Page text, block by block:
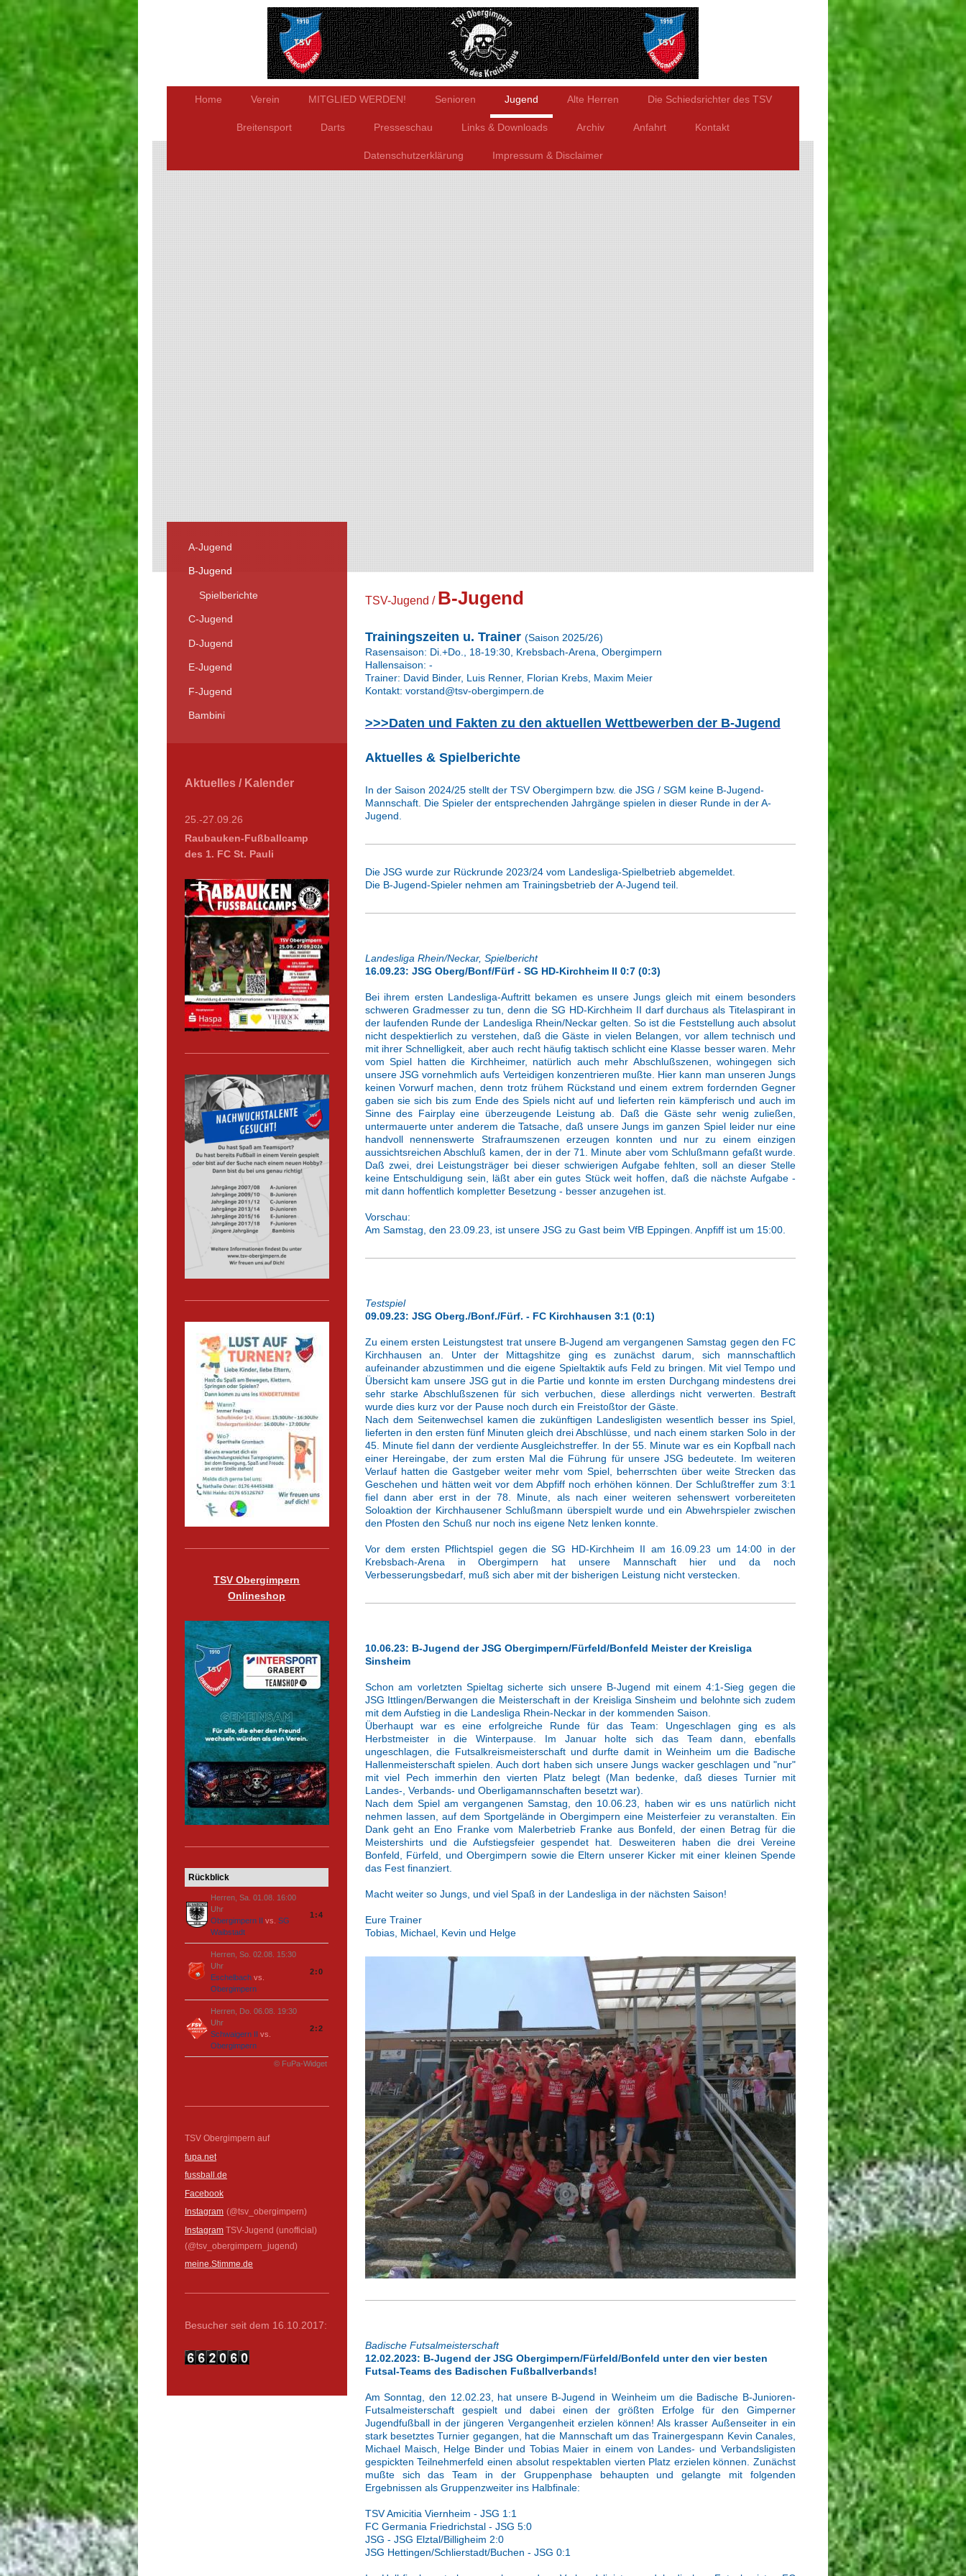
Home Verein MITGLIED WERDEN! Senioren Jugend Alte Herren Die Schiedsrichter des TSV
Breitensport Darts Presseschau Links & Downloads Archiv Anfahrt Kontakt
Datenschutzerklärung Impressum & Disclaimer
TSV-Jugend / B-Jugend
Trainingszeiten u. Trainer (Saison 2025/26)
Rasensaison: Di.+Do., 18-19:30, Krebsbach-Arena, Obergimpern
Hallensaison: -
Trainer: David Binder, Luis Renner, Florian Krebs, Maxim Meier
Kontakt: vorstand@tsv-obergimpern.de
>>>Daten und Fakten zu den aktuellen Wettbewerben der B-Jugend
Aktuelles & Spielberichte
In der Saison 2024/25 stellt der TSV Obergimpern bzw. die JSG / SGM keine B-Jugend-
Mannschaft. Die Spieler der entsprechenden Jahrgänge spielen in dieser Runde in der A-
Jugend.
Die JSG wurde zur Rückrunde 2023/24 vom Landesliga-Spielbetrieb abgemeldet.
Die B-Jugend-Spieler nehmen am Trainingsbetrieb der A-Jugend teil.
Landesliga Rhein/Neckar, Spielbericht
16.09.23: JSG Oberg/Bonf/Fürf - SG HD-Kirchheim II 0:7 (0:3)
Bei ihrem ersten Landesliga-Auftritt bekamen es unsere Jungs gleich mit einem besonders
schweren Gradmesser zu tun, denn die SG HD-Kirchheim II darf durchaus als Titelaspirant in
der laufenden Runde der Landesliga Rhein/Neckar gelten. So ist die Feststellung auch absolut
nicht despektierlich zu verstehen, daß die Gäste in vielen Belangen, vor allem technisch und
mit ihrer Schnelligkeit, aber auch recht häufig taktisch schlicht eine Klasse besser waren. Mehr
vom Spiel hatten die Kirchheimer, natürlich auch mehr Abschlußszenen, wohingegen sich
unsere JSG vornehmlich aufs Verteidigen konzentrieren mußte. Hier kann man unseren Jungs
keinen Vorwurf machen, denn trotz frühem Rückstand und einem extrem fordernden Gegner
gaben sie sich bis zum Ende des Spiels nicht auf und lieferten rein kämpferisch und auch im
Sinne des Fairplay eine überzeugende Leistung ab. Daß die Gäste sehr wenig zuließen,
untermauerte unter anderem die Tatsache, daß unsere Jungs im ganzen Spiel leider nur eine
handvoll nennenswerte Strafraumszenen erzeugen konnten und nur zu einem einzigen
aussichtsreichen Abschluß kamen, der in der 71. Minute aber vom Schlußmann gefaßt wurde.
Daß zwei, drei Leistungsträger bei dieser schwierigen Aufgabe fehlten, soll an dieser Stelle
keine Entschuldigung sein, läßt aber ein gutes Stück weit hoffen, daß die nächste Aufgabe -
mit dann hoffentlich kompletter Besetzung - besser anzugehen ist.
Vorschau:
Am Samstag, den 23.09.23, ist unsere JSG zu Gast beim VfB Eppingen. Anpfiff ist um 15:00.
Testspiel
09.09.23: JSG Oberg./Bonf./Fürf. - FC Kirchhausen 3:1 (0:1)
Zu einem ersten Leistungstest trat unsere B-Jugend am vergangenen Samstag gegen den FC
Kirchhausen an. Unter der Mittagshitze ging es zunächst darum, sich mannschaftlich
aufeinander abzustimmen und die eigene Spieltaktik aufs Feld zu bringen. Mit viel Tempo und
Übersicht kam unsere JSG gut in die Partie und konnte im ersten Durchgang mindestens drei
sehr starke Abschlußszenen für sich verbuchen, diese allerdings nicht verwerten. Bestraft
wurde dies kurz vor der Pause noch durch ein Freistoßtor der Gäste.
Nach dem Seitenwechsel kamen die zukünftigen Landesligisten wesentlich besser ins Spiel,
lieferten in den ersten fünf Minuten gleich drei Abschlüsse, und nach einem starken Solo in der
45. Minute fiel dann der verdiente Ausgleichstreffer. In der 55. Minute war es ein Kopfball nach
einer Hereingabe, der zum ersten Mal die Führung für unsere JSG bedeutete. Im weiteren
Verlauf hatten die Gastgeber weiter mehr vom Spiel, beherrschten über weite Strecken das
Geschehen und hätten weit vor dem Abpfiff noch erhöhen können. Der Schlußtreffer zum 3:1
fiel dann aber erst in der 78. Minute, als nach einer weiteren sehenswert vorbereiteten
Soloaktion der Kirchhausener Schlußmann überspielt wurde und ein Abwehrspieler zwischen
den Pfosten den Schuß nur noch ins eigene Netz lenken konnte.
Vor dem ersten Pflichtspiel gegen die SG HD-Kirchheim II am 16.09.23 um 14:00 in der
Krebsbach-Arena in Obergimpern hat unsere Mannschaft hier und da noch
Verbesserungsbedarf, muß sich aber mit der bisherigen Leistung nicht verstecken.
10.06.23: B-Jugend der JSG Obergimpern/Fürfeld/Bonfeld Meister der Kreisliga
Sinsheim
Schon am vorletzten Spieltag sicherte sich unsere B-Jugend mit einem 4:1-Sieg gegen die
JSG Ittlingen/Berwangen die Meisterschaft in der Kreisliga Sinsheim und belohnte sich zudem
mit dem Aufstieg in die Landesliga Rhein-Neckar in der kommenden Saison.
Überhaupt war es eine erfolgreiche Runde für das Team: Ungeschlagen ging es als
Herbstmeister in die Winterpause. Im Januar holte sich das Team dann, ebenfalls
ungeschlagen, die Futsalkreismeisterschaft und durfte damit in Weinheim um die Badische
Hallenmeisterschaft spielen. Auch dort haben sich unsere Jungs wacker geschlagen und "nur"
mit viel Pech immerhin den vierten Platz belegt (Man bedenke, daß dieses Turnier mit
Landes-, Verbands- und Oberligamannschaften besetzt war).
Nach dem Spiel am vergangenen Samstag, den 10.06.23, haben wir es uns natürlich nicht
nehmen lassen, auf dem Sportgelände in Obergimpern eine Meisterfeier zu veranstalten. Ein
Dank geht an Eno Franke vom Malerbetrieb Franke aus Bonfeld, der einen Betrag für die
Meistershirts und die Aufstiegsfeier gespendet hat. Desweiteren haben die drei Vereine
Bonfeld, Fürfeld, und Obergimpern sowie die Eltern unserer Kicker mit einer kleinen Spende
das Fest finanziert.
Macht weiter so Jungs, und viel Spaß in der Landesliga in der nächsten Saison!
Eure Trainer
Tobias, Michael, Kevin und Helge
Badische Futsalmeisterschaft
12.02.2023: B-Jugend der JSG Obergimpern/Fürfeld/Bonfeld unter den vier besten
Futsal-Teams des Badischen Fußballverbands!
Am Sonntag, den 12.02.23, hat unsere B-Jugend in Weinheim um die Badische B-Junioren-
Futsalmeisterschaft gespielt und dabei einen der größten Erfolge für den Gimperner
Jugendfußball in der jüngeren Vergangenheit erzielen können! Als krasser Außenseiter in ein
stark besetztes Turnier gegangen, hat die Mannschaft um das Trainergespann Kevin Canales,
Michael Maisch, Helge Binder und Tobias Maier in einem von Landes- und Verbandsligisten
gespickten Teilnehmerfeld einen absolut respektablen vierten Platz erzielen können. Zunächst
mußte sich das Team in der Gruppenphase behaupten und gelangte mit folgenden
Ergebnissen als Gruppenzweiter ins Halbfinale:
TSV Amicitia Viernheim - JSG 1:1
FC Germania Friedrichstal - JSG 5:0
JSG - JSG Elztal/Billigheim 2:0
JSG Hettingen/Schlierstadt/Buchen - JSG 0:1
A-Jugend
B-Jugend
Spielberichte
C-Jugend
D-Jugend
E-Jugend
F-Jugend
Bambini
Aktuelles / Kalender
25.-27.09.26
Raubauken-Fußballcamp
des 1. FC St. Pauli
TSV Obergimpern
Onlineshop
Rückblick
Herren, Sa. 01.08. 16:00
Uhr
Obergimpern II vs. SG
Waibstadt
1:4
Herren, So. 02.08. 15:30
Uhr
Eschelbach vs.
Obergimpern
2:0
Herren, Do. 06.08. 19:30
Uhr
Schwaigern II vs.
Obergimpern
2:2
© FuPa-Widget
TSV Obergimpern auf
fupa.net
fussball.de
Facebook
Instagram (@tsv_obergimpern)
Instagram TSV-Jugend (unofficial)
(@tsv_obergimpern_jugend)
meine.Stimme.de
Besucher seit dem 16.10.2017: